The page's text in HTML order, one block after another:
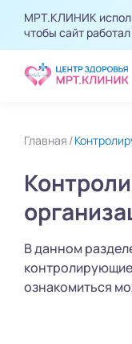
МРТ.КЛИНИК
чтобы сайт
Главная
В данном
ознакомиться